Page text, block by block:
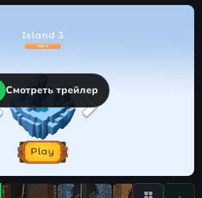
Смотреть трейлер